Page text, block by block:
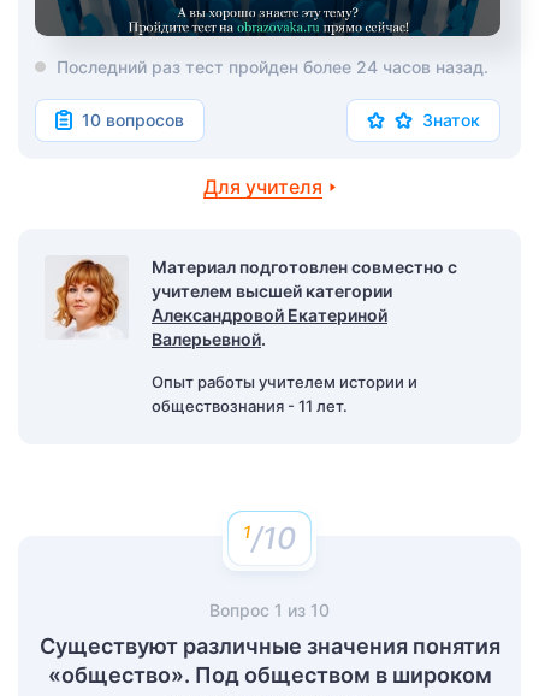
Последний раз тест пройден более 24 часов назад.
10 вопросов Знаток
Для учителя
Материал подготовлен совместно с
учителем высшей категории
Александровой Екатериной
Валерьевной.
Опыт работы учителем истории и
обществознания - 11 лет.
/10
Вопрос 1 из 10
Существуют различные значения понятия
«обще­ство». Под обществом в широком